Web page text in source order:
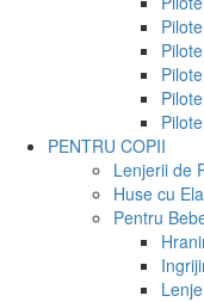
PENTRU COPII
Lenjerii de
Huse cu
Pentru